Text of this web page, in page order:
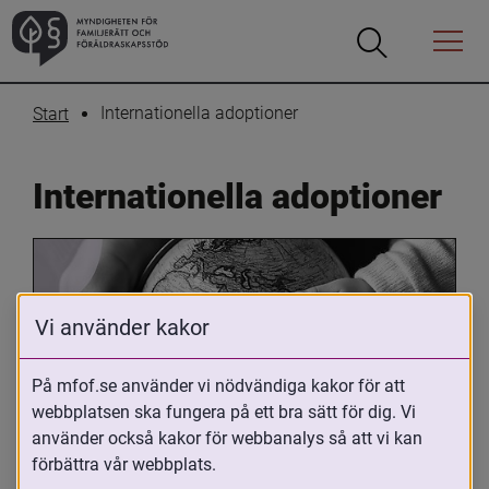
Öppna
Öppna
Menyn
Start Internationella adoptioner
Internationella adoptioner
Oavsett om du är adopterad,
adoptivförälder eller arbetar med
Vi använder kakor
På mfof.se använder vi nödvändiga kakor för att
webbplatsen ska fungera på ett bra sätt för dig. Vi
använder också kakor för webbanalys så att vi kan
förbättra vår webbplats.